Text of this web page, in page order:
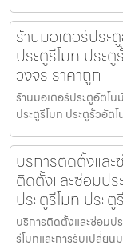
ร้านมอเตอร์ปร
ประตูรีโมท ประ
วงจร ราคาถูก
ร้านมอเตอร์ประตูอัตโ
ประตูรีโมท ประตูรั้วอัต
บริการติดตั้งและ
ติดตั้งและซ่อมปร
ประตูรีโมท ประ
บริการติดตั้งและซ่อมป
รีโมทและการรับเปลี่ยน